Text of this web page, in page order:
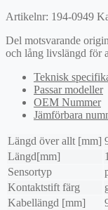
Artikelnr: 194-0949
Del motsvarande
och lång livslängd för
Teknisk
Passar modeller
OEM Nummer
Jämförbara
Längd över allt [mm]
Längd[mm]
Sensortyp
Kontaktstift färg
Kabellängd [mm]